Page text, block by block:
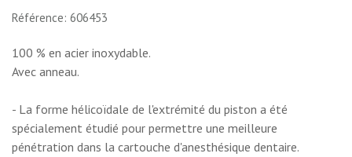
Référence: 606453
100 % en acier inoxydable.
Avec anneau.
- La forme hélicoïdale de l'extrémité du piston a été
spécialement étudié pour permettre une meilleure
pénétration dans la cartouche d'anesthésique dentaire.